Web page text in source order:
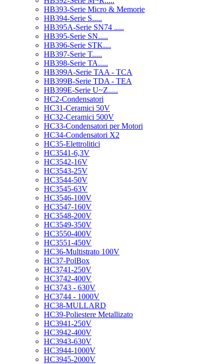
HB393-Serie Micro & Memorie
HB394-Serie S.....
HB395A-Serie SN74 .....
HB395-Serie SN.....
HB396-Serie STK....
HB397-Serie T.....
HB398-Serie TA.....
HB399A-Serie TAA - TCA
HB399B-Serie TDA - TEA
HB399E-Serie U~Z.....
HC2-Condensatori
HC31-Ceramici 50V
HC32-Ceramici 500V
HC33-Condensatori per Motori
HC34-Condensatori X2
HC35-Elettrolitici
HC3541-6,3V
HC3542-16V
HC3543-25V
HC3544-50V
HC3545-63V
HC3546-100V
HC3547-160V
HC3548-200V
HC3549-350V
HC3550-400V
HC3551-450V
HC36-Multistrato 100V
HC37-PolBox
HC3741-250V
HC3742-400V
HC3743 - 630V
HC3744 - 1000V
HC38-MULLARD
HC39-Poliestere Metallizato
HC3941-250V
HC3942-400V
HC3943-630V
HC3944-1000V
HC3945-2000V